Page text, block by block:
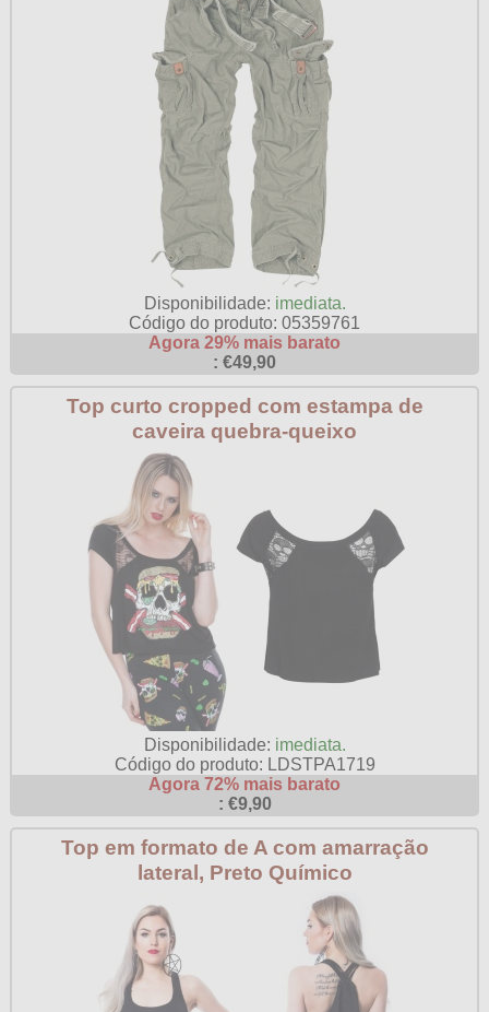
Disponibilidade: imediata.
Código do produto: 05359761
Agora 29% mais barato
: €49,90
Top curto cropped com estampa de
caveira quebra-queixo
Disponibilidade: imediata.
Código do produto: LDSTPA1719
Agora 72% mais barato
: €9,90
Top em formato de A com amarração
lateral, Preto Químico